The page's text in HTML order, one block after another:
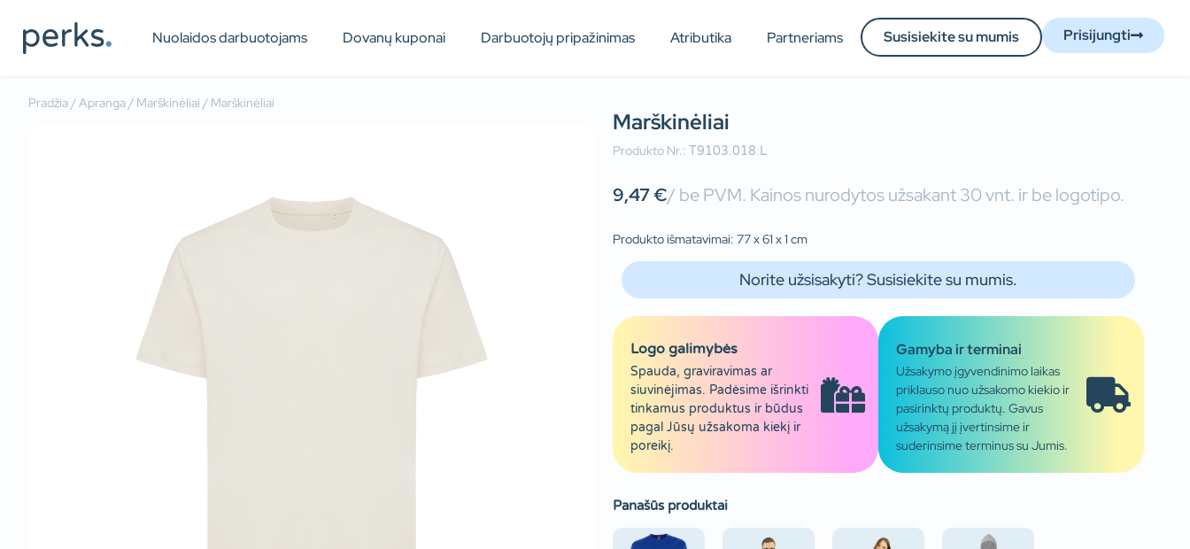
Nuolaidos darbuotojams Dovanų kuponai Darbuotojų pripažinimas Atributika Partneriams Susisiekite su mumis Prisijungti
Pradžia/Apranga/ Marškinėliai / Marškinėliai
Marškinėliai
Produkto Nr.: T9103.018.L
9,47€/ be PVM. Kainos nurodytos užsakant 30 vnt. ir be logotipo.
Produkto išmatavimai: 77 x 61 x 1 cm
Norite užsisakyti? Susisiekite su mumis.
Logo galimybės
Spauda, graviravimas ar
siuvinėjimas. Padėsime išrinkti
tinkamus produktus ir būdus
pagal Jūsų užsakoma kiekį ir
poreikį.
Gamyba ir terminai
Užsakymo įgyvendinimo laikas
priklauso nuo užsakomo kiekio ir
pasirinktų produktų. Gavus
užsakymą jį įvertinsime ir
suderinsime terminus su Jumis.
Panašūs produktai